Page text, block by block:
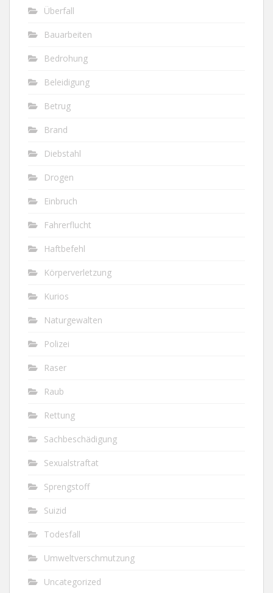
Überfall
Bauarbeiten
Bedrohung
Beleidigung
Betrug
Brand
Diebstahl
Drogen
Einbruch
Fahrerflucht
Haftbefehl
Körperverletzung
Kurios
Naturgewalten
Polizei
Raser
Raub
Rettung
Sachbeschädigung
Sexualstraftat
Sprengstoff
Suizid
Todesfall
Umweltverschmutzung
Uncategorized